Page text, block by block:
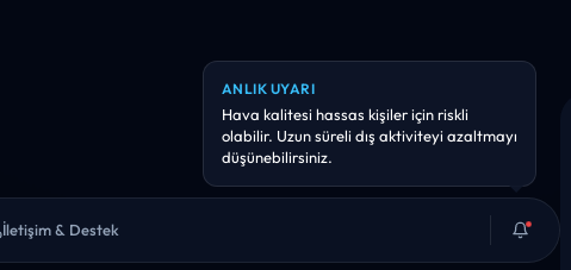
İletişim & Destek
ANLIK UYARI
Hava kalitesi hassas kişiler için riskli
olabilir. Uzun süreli dış aktiviteyi azaltmayı
düşünebilirsiniz.